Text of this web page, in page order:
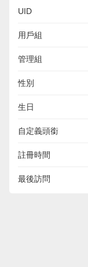
UID
用戶組
管理組
性別
生日
自定義頭銜
註冊時間
最後訪問